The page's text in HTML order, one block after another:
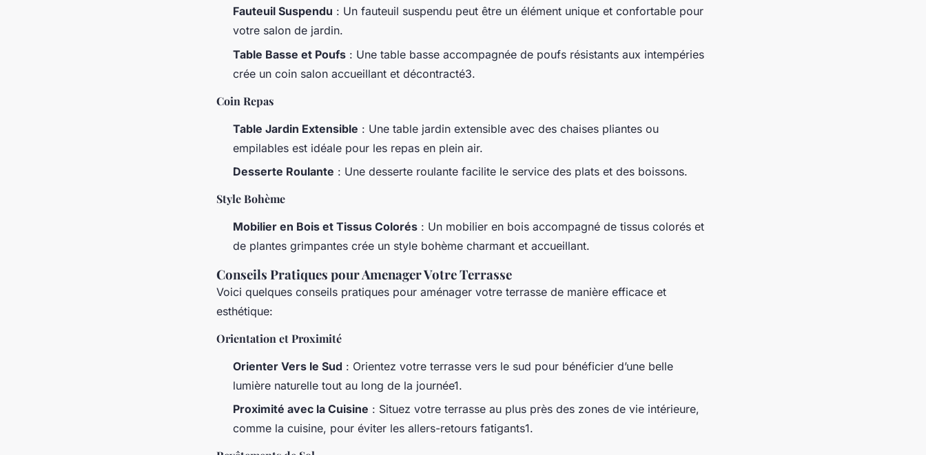
Fauteuil Suspendu : Un fauteuil suspendu peut être un élément unique et confortable pour
votre salon de jardin.
Table Basse et Poufs : Une table basse accompagnée de poufs résistants aux intempéries
crée un coin salon accueillant et décontracté3.
Coin Repas
Table Jardin Extensible : Une table jardin extensible avec des chaises pliantes ou
empilables est idéale pour les repas en plein air.
Desserte Roulante : Une desserte roulante facilite le service des plats et des boissons.
Style Bohème
Mobilier en Bois et Tissus Colorés : Un mobilier en bois accompagné de tissus colorés et
de plantes grimpantes crée un style bohème charmant et accueillant.
Conseils Pratiques pour Amenager Votre Terrasse
Voici quelques conseils pratiques pour aménager votre terrasse de manière efficace et
esthétique:
Orientation et Proximité
Orienter Vers le Sud : Orientez votre terrasse vers le sud pour bénéficier d’une belle
lumière naturelle tout au long de la journée1.
Proximité avec la Cuisine : Situez votre terrasse au plus près des zones de vie intérieure,
comme la cuisine, pour éviter les allers-retours fatigants1.